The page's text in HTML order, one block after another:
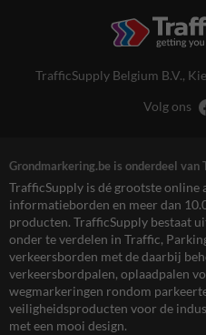
TrafficSupply Belgium B.V.,
Volg ons
Grondmarkering.be is onderdeel van
TrafficSupply is dé grootste online
informatieborden en meer dan
producten. TrafficSupply bestaat
onder te verdelen in Traffic,
verkeersborden met de daarbij
verkeersbordpalen, oplaadpalen
wegmarkeringen rondom
veiligheidsproducten voor de
met een mooi design.